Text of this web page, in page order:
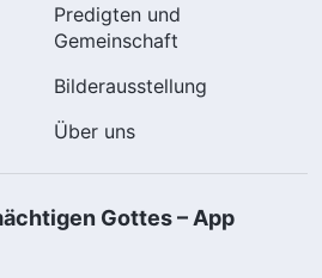
Predigten und
Gemeinschaft
Bilderausstellung
Über uns
Gottes – App